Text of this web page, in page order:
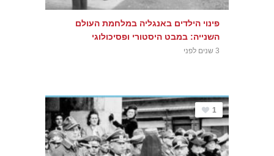
פינוי הילדים באנגליה במלחמת העולם
השנייה: במבט היסטורי ופסיכולוגי
3 שנים לפני
1